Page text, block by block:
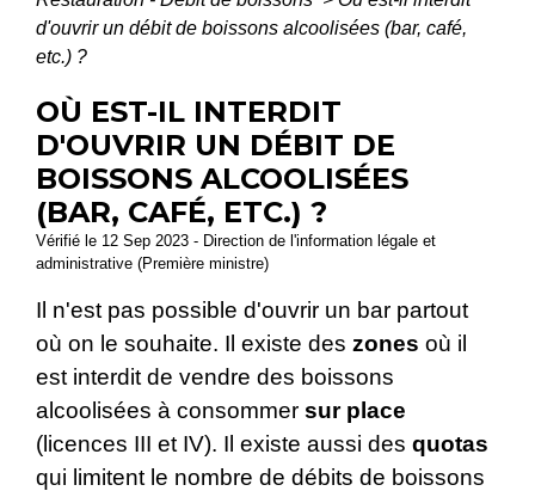
d'ouvrir un débit de boissons alcoolisées (bar, café,
etc.) ?
OÙ EST-IL INTERDIT
D'OUVRIR UN DÉBIT DE
BOISSONS ALCOOLISÉES
(BAR, CAFÉ, ETC.) ?
Vérifié le 12 Sep 2023 - Direction de l'information légale et
administrative (Première ministre)
Il n'est pas possible d'ouvrir un bar partout
où on le souhaite. Il existe des zones où il
est interdit de vendre des boissons
alcoolisées à consommer sur place
(licences III et IV). Il existe aussi des quotas
qui limitent le nombre de débits de boissons